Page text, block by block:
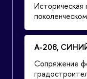
Историческая
А-208,
Сопряжение